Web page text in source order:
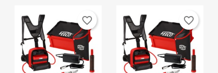
favorite_border favorite_border